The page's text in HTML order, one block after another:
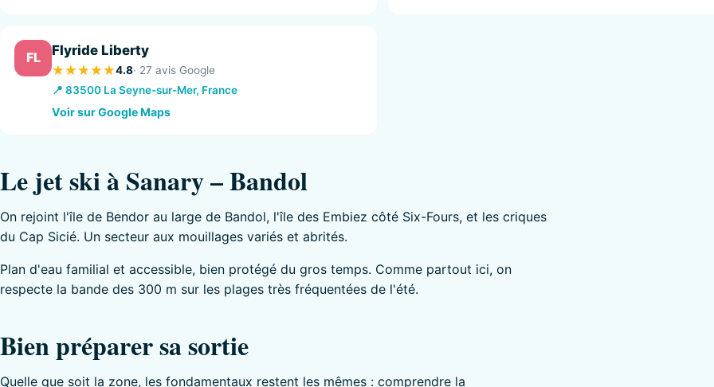
FL Flyride Liberty
4.8· 27 avis Google
📍 83500 La Seyne-sur-Mer, France
Voir sur Google Maps
Le jet ski à Sanary – Bandol
On rejoint l'île de Bendor au large de Bandol, l'île des Embiez côté Six-Fours, et les criques
du Cap Sicié. Un secteur aux mouillages variés et abrités.
Plan d'eau familial et accessible, bien protégé du gros temps. Comme partout ici, on
respecte la bande des 300 m sur les plages très fréquentées de l'été.
Bien préparer sa sortie
Quelle que soit la zone, les fondamentaux restent les mêmes : comprendre la